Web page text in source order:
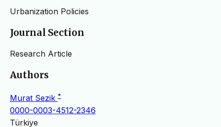
Urbanization Policies
Journal Section
Research Article
Authors
Murat Sezik *
0000-0003-4512-2346
Türkiye